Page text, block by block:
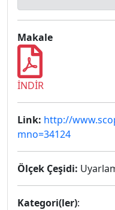
Makale
İNDİR
Link: http://
mno=34124
Ölçek Çeşidi:
Kategori(ler):